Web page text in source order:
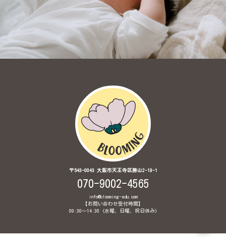
〒543-0043 大阪市天王寺区勝山2-19-1
070-9002-4565
info@blooming-edu.com
【お問い合わせ受付時間】
09:30〜14:30 (水曜、日曜、祝日休み)